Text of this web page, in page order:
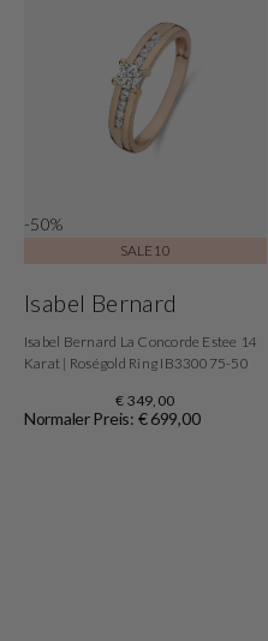
-50%
SALE10
Isabel Bernard
Isabel Bernard La Concorde Estee 14
Karat | Roségold Ring IB330075-50
€ 349,00
Normaler Preis: € 699,00